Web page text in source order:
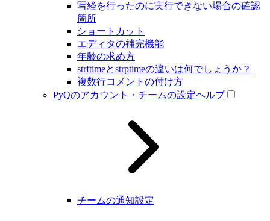
写経を行ったのに実行できない場合の確認
箇所
ショートカット
エディタの補完機能
年齢の求め方
strftimeとstrptimeの違いは何でしょうか？
複数行コメントの付け方
PyQのアカウント・チームの設定ヘルプ
チームの通知設定